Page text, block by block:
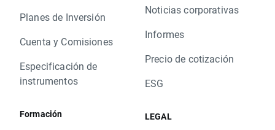
Planes de Inversión
Cuenta y Comisiones
Especificación de
instrumentos
Formación
Noticias corporativas
Informes
Precio de cotización
ESG
LEGAL